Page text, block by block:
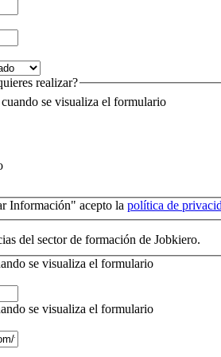
se visualiza el formulario
realizar?
Información" acepto la política de
del sector de formación de Jobkiero.
se visualiza el formulario
se visualiza el formulario